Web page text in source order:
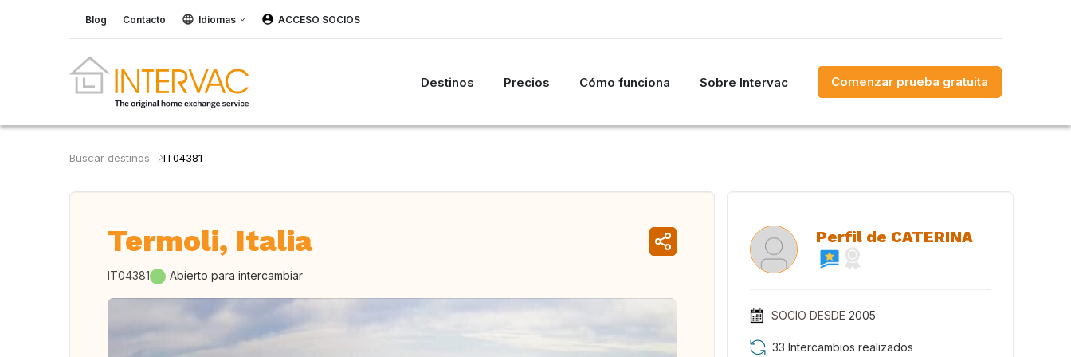
Blog Contacto Idiomas ACCESO SOCIOS
Destinos Precios Cómo funciona Sobre Intervac Comenzar prueba gratuita
Buscar destinos IT04381
Termoli, Italia
IT04381 Abierto para intercambiar
Perfil de CATERINA
SOCIO DESDE 2005
33 Intercambios realizados